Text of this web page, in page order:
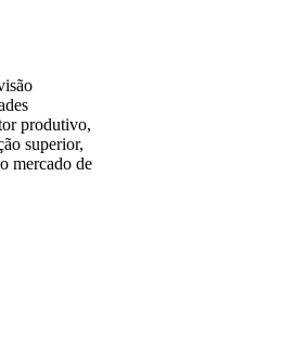
produtivo,
superior,
mercado de